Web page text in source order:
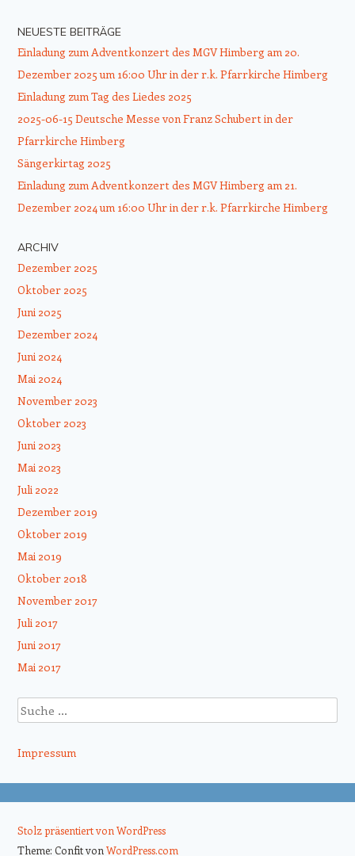
NEUESTE BEITRÄGE
Einladung zum Adventkonzert des MGV Himberg am 20.
Dezember 2025 um 16:00 Uhr in der r.k. Pfarrkirche Himberg
Einladung zum Tag des Liedes 2025
2025-06-15 Deutsche Messe von Franz Schubert in der
Pfarrkirche Himberg
Sängerkirtag 2025
Einladung zum Adventkonzert des MGV Himberg am 21.
Dezember 2024 um 16:00 Uhr in der r.k. Pfarrkirche Himberg
ARCHIV
Dezember 2025
Oktober 2025
Juni 2025
Dezember 2024
Juni 2024
Mai 2024
November 2023
Oktober 2023
Juni 2023
Mai 2023
Juli 2022
Dezember 2019
Oktober 2019
Mai 2019
Oktober 2018
November 2017
Juli 2017
Juni 2017
Mai 2017
Suche
Impressum
Stolz präsentiert von WordPress
Theme: Confit von WordPress.com